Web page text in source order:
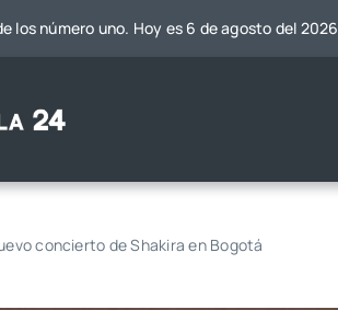
los número uno. Hoy es 6 de agosto del 2026
concierto de Shakira en Bogotá